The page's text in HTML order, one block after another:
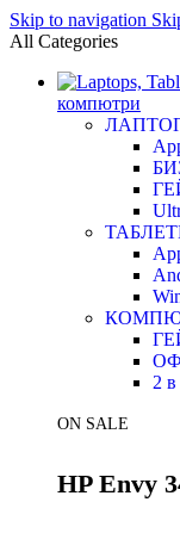
Skip to navigation
All Categories
компютри
2 в
ON SALE
HP Envy